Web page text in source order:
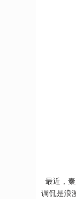
最近，
调侃是浪